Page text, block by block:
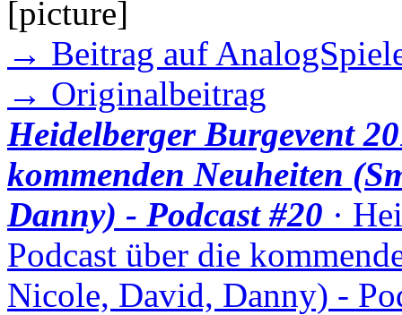
[picture]
→ Beitrag auf
→ Originalbeitrag
Heidelberger Burgevent
kommenden Neuheiten
Danny) - Podcast #20 ·
Podcast über die
Nicole, David, Danny) -